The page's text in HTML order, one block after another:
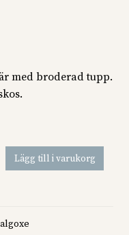
med broderad tupp.
Lägg till i varukorg